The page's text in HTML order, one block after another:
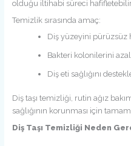
olduğu iltihabi süreci
Temizlik sırasında amaç:
Diş yüzeyini pürüzsüz
Bakteri kolonilerini
Diş eti sağlığını
Diş taşı temizliği, rutin ağız
sağlığının korunması için
Diş Taşı Temizliği Neden